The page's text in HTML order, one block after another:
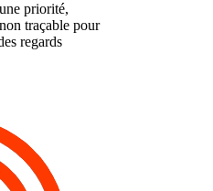
priorité,
traçable pour
regards